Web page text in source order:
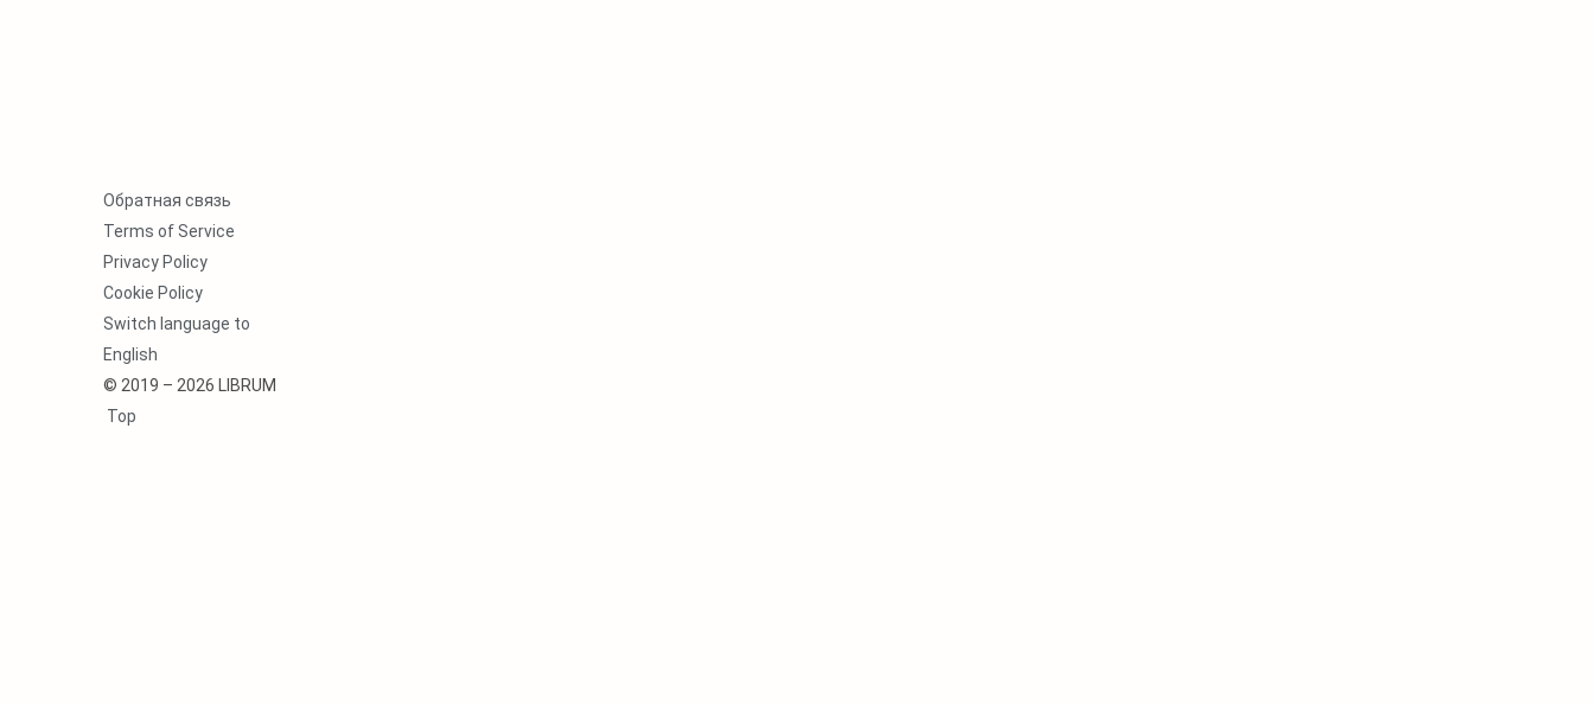
Обратная связь
Terms of Service
Privacy Policy
Cookie Policy
Switch language to
English
© 2019 – 2026 LIBRUM
Top